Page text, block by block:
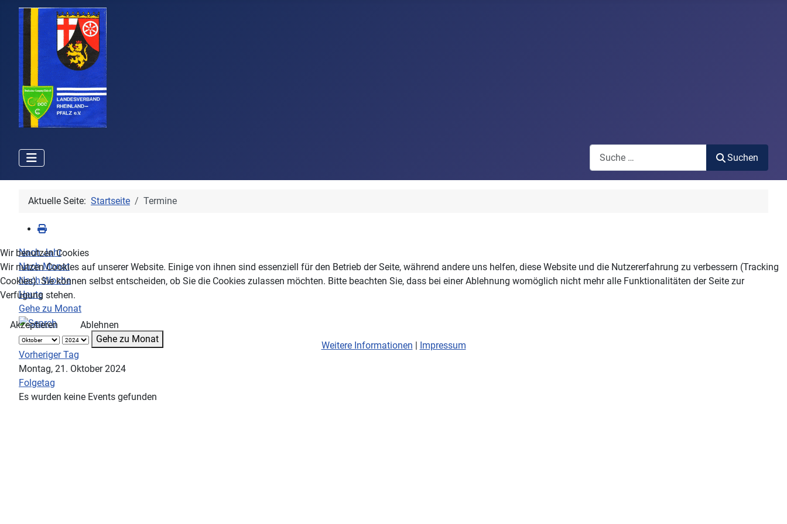
Search
Suchen
Aktuelle Seite: Startseite Termine
Nach Jahr
Nach Monat
Nach Woche
Heute
Gehe zu Monat
Gehe zu Monat
Vorheriger Tag
Montag, 21. Oktober 2024
Folgetag
Es wurden keine Events gefunden
Wir benutzen Cookies
Wir nutzen Cookies auf unserer Website. Einige von ihnen sind essenziell für den Betrieb der Seite, während andere uns helfen, diese Website und die Nutzererfahrung zu verbessern (Tracking
Cookies). Sie können selbst entscheiden, ob Sie die Cookies zulassen möchten. Bitte beachten Sie, dass bei einer Ablehnung womöglich nicht mehr alle Funktionalitäten der Seite zur
Verfügung stehen.
Akzeptieren
Ablehnen
Weitere Informationen | Impressum